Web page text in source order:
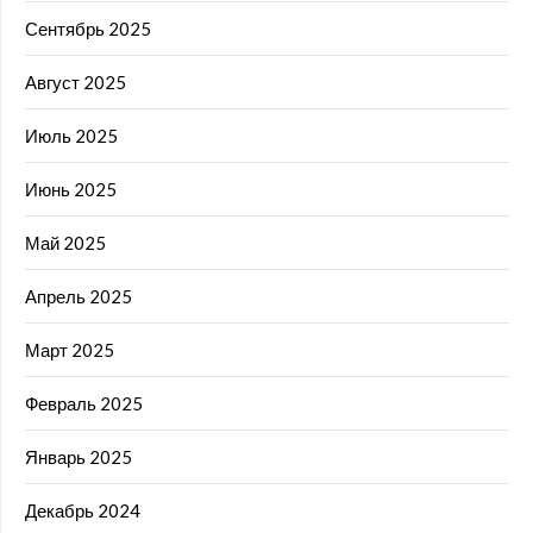
Сентябрь 2025
Август 2025
Июль 2025
Июнь 2025
Май 2025
Апрель 2025
Март 2025
Февраль 2025
Январь 2025
Декабрь 2024